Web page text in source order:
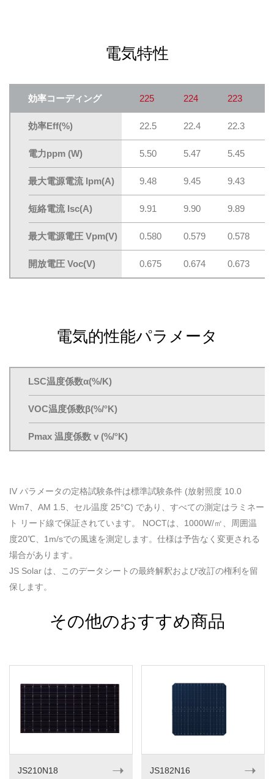
電気特性
効率コーディング 225 224 223
効率Eff(%) 22.5 22.4 22.3
電力ppm (W) 5.50 5.47 5.45
最大電源電流 lpm(A) 9.48 9.45 9.43
短絡電流 Isc(A) 9.91 9.90 9.89
最大電源電圧 Vpm(V) 0.580 0.579 0.578
開放電圧 Voc(V) 0.675 0.674 0.673
電気的性能パラメータ
LSC温度係数α(%/K)
VOC温度係数β(%/°K)
Pmax 温度係数 v (%/°K)
IV パラメータの定格試験条件は標準試験条件 (放射照度 10.0
Wm7、AM 1.5、セル温度 25°C) であり、すべての測定はラミネー
ト リード線で保証されています。 NOCTは、1000W/㎡、周囲温
度20℃、1m/sでの風速を測定します。仕様は予告なく変更される
場合があります。
JS Solar は、このデータシートの最終解釈および改訂の権利を留
保します。
その他のおすすめ商品
JS210N18 ➝ JS182N16 ➝